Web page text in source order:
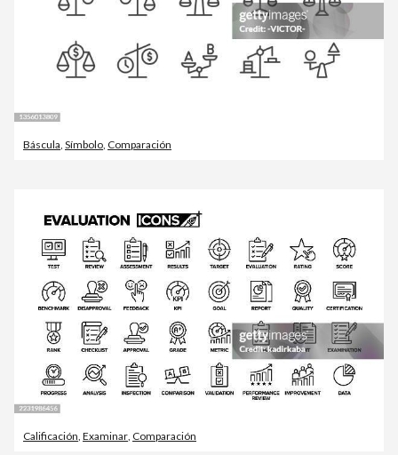
Báscula, Símbolo, Comparación
Calificación Examinar Comparación